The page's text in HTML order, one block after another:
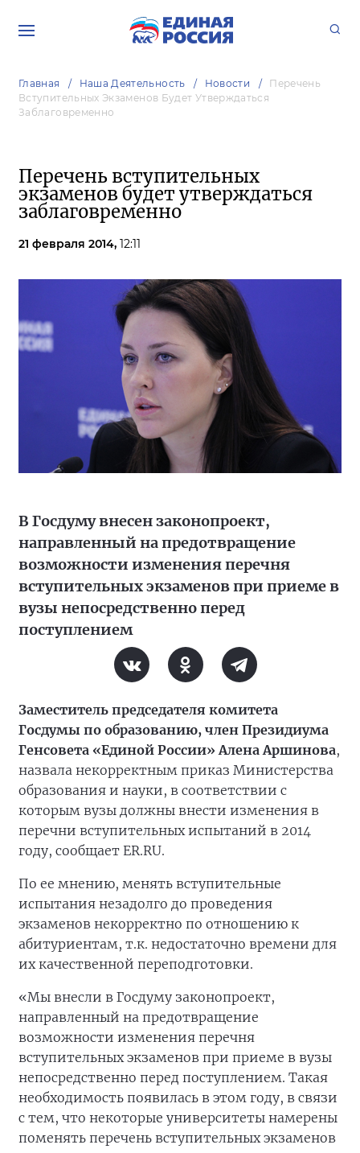
Главная Наша Деятельность Новости
Перечень
Вступительных Экзаменов Будет Утверждаться
Заблаговременно
Перечень вступительных
экзаменов будет утверждаться
заблаговременно
21 февраля 2014, 12:11
В Госдуму внесен законопроект,
направленный на предотвращение
возможности изменения перечня
вступительных экзаменов при приеме в
вузы непосредственно перед
поступлением
Заместитель председателя комитета
Госдумы по образованию, член Президиума
Генсовета «Единой России» Алена Аршинова,
назвала некорректным приказ Министерства
образования и науки, в соответствии с
которым вузы должны внести изменения в
перечни вступительных испытаний в 2014
году, сообщает ER.RU.
По ее мнению, менять вступительные
испытания незадолго до проведения
экзаменов некорректно по отношению к
абитуриентам, т.к. недостаточно времени для
их качественной переподготовки.
«Мы внесли в Госдуму законопроект,
направленный на предотвращение
возможности изменения перечня
вступительных экзаменов при приеме в вузы
непосредственно перед поступлением. Такая
необходимость появилась в этом году, в связи
с тем, что некоторые университеты намерены
поменять перечень вступительных экзаменов